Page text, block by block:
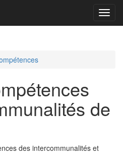
Menu
de
des intercommunalités et